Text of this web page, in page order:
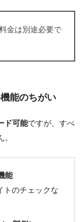
金は別途必要で
能のちがい
ド可能ですが、すべ
能
トのチェックな